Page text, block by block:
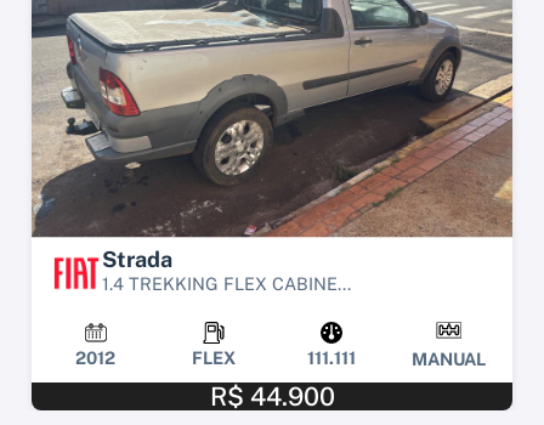
Strada
1.4 TREKKING FLEX CABINE...
2012 FLEX 111.111 MANUAL
R$ 44.900